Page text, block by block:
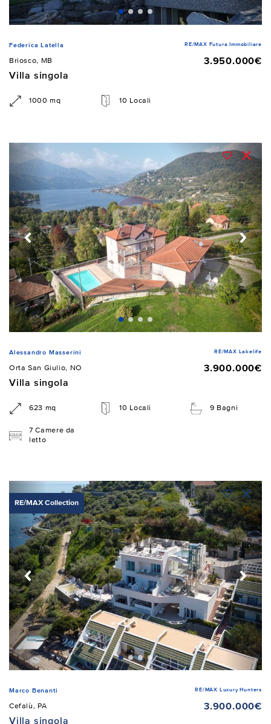
Federica Latella RE/MAX Futura Immobiliare
Briosco, MB
3.950.000€
Villa singola
1000 mq 10 Locali
Alessandro Masserini RE/MAX Lakelife
Orta San Giulio, NO
3.900.000€
Villa singola
623 mq 10 Locali 9 Bagni
7 Camere da
letto
RE/MAX Collection
Marco Benanti RE/MAX Luxury Hunters
Cefalù, PA
3.900.000€
Villa singola